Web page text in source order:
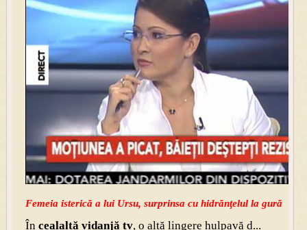
Femeia isterică a lui Ursu, surprinsa cu hidrănţelul la gură
În cealaltă vidanjă tv, o altă lingere hulpavă d...